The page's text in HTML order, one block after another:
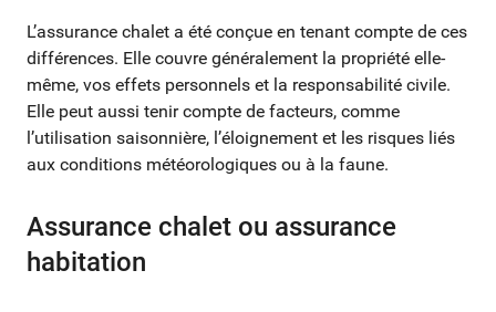
L’assurance chalet a été conçue en tenant compte de ces
différences. Elle couvre généralement la propriété elle-
même, vos effets personnels et la responsabilité civile.
Elle peut aussi tenir compte de facteurs, comme
l’utilisation saisonnière, l’éloignement et les risques liés
aux conditions météorologiques ou à la faune.
Assurance chalet ou assurance
habitation